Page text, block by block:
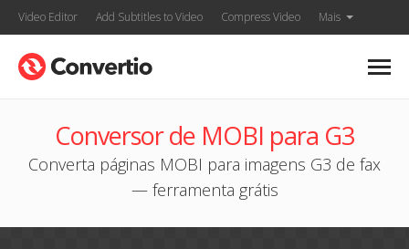
Video Editor Add Subtitles to Video Compress Video Mais
Conversor de MOBI para G3
Converta páginas MOBI para imagens G3 de fax
— ferramenta grátis